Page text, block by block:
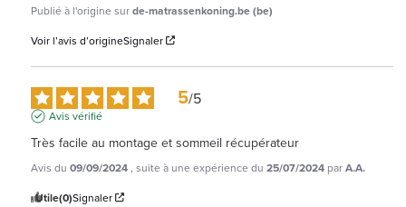
Publié à l'origine surde-matrassenkoning.be (be)
Voir l’avis d’origineSignaler
5/5
Avis vérifié
Très facile au montage et sommeil récupérateur
Avis du 09/09/2024, suite à une expérience du 25/07/2024 parA.A.
Utile(0)Signaler